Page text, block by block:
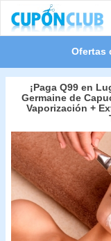
Ofertas
¡Paga Q99 en
Germaine de
Vaporización +